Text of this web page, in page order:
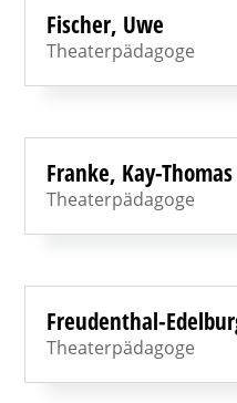
Fischer, Uwe
Theaterpädagoge
Franke, Kay-Thomas
Theaterpädagoge
Freudenthal-
Theaterpädagoge